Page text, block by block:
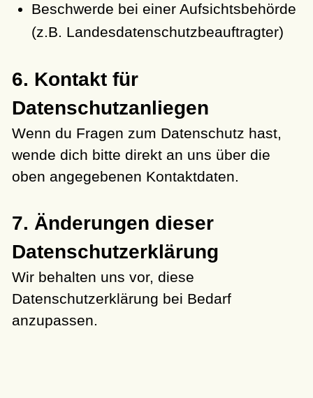
Beschwerde bei einer Aufsichtsbehörde
(z.B. Landesdatenschutzbeauftragter)
6. Kontakt für
Datenschutzanliegen
Wenn du Fragen zum Datenschutz hast,
wende dich bitte direkt an uns über die
oben angegebenen Kontaktdaten.
7. Änderungen dieser
Datenschutzerklärung
Wir behalten uns vor, diese
Datenschutzerklärung bei Bedarf
anzupassen.